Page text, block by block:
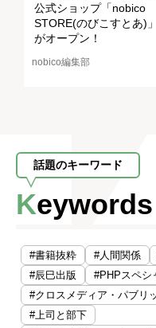
公式ショップ「nobico
STORE(のびこすとあ)」
がオープン！
nobico編集部
話題のキーワード
Keywords
#書籍抜粋 #人間関係
#辰巳出版
#PHPスペシ
#クロスメディア・パブリ
#上司と部下